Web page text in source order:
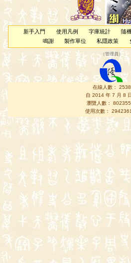
新手入門 使用凡例 字庫統計 隨
鳴謝
製作單位 私隱政策
（管理員 ）
在線人數： 2538
自 2014 年 7 月 8
瀏覽人數：
使用次數：